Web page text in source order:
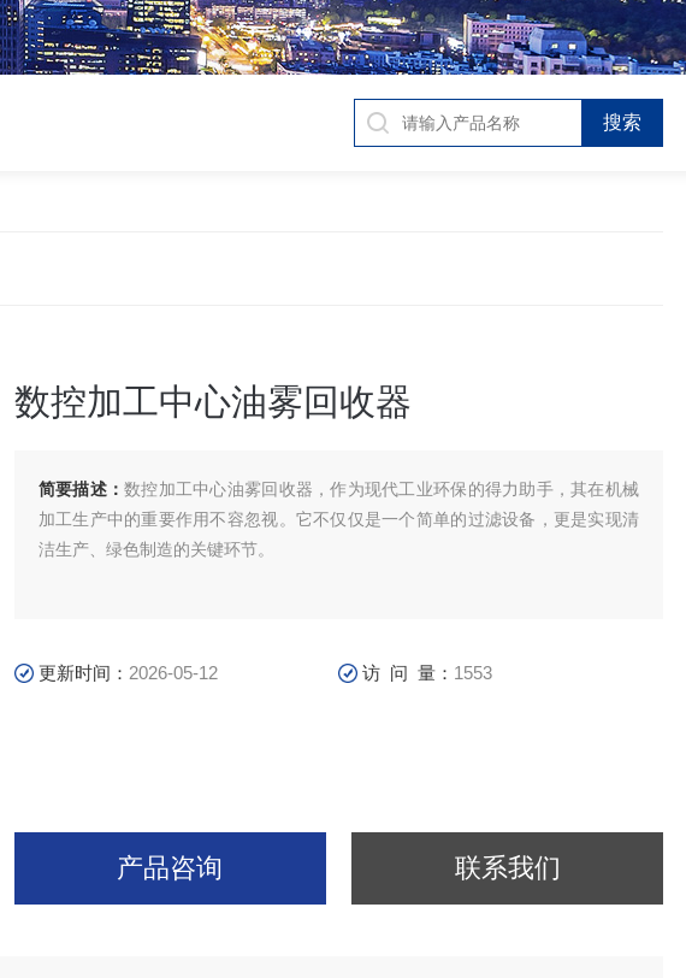
数控加工中心油雾回收器
简要描述：数控加工中心油雾回收器，作为现代工业环保的得力助手，其在机械
加工生产中的重要作用不容忽视。它不仅仅是一个简单的过滤设备，更是实现清
洁生产、绿色制造的关键环节。
更新时间： 2026-05-12 访 问 量： 1553
产品咨询 联系我们